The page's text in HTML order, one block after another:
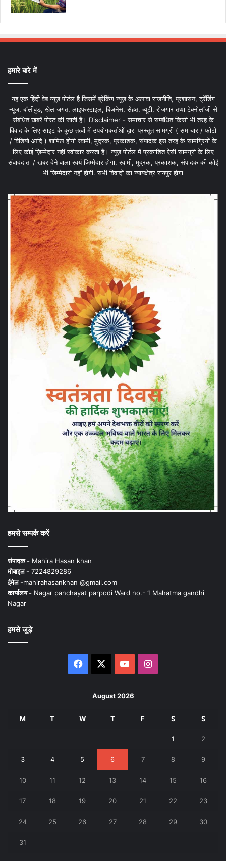
हमारे बारे में
यह एक हिंदी वेब न्यूज़ पोर्टल है जिसमें ब्रेकिंग न्यूज़ के अलावा राजनीति, प्रशासन, ट्रेंडिंग
न्यूज, बॉलीवुड, खेल जगत, लाइफस्टाइल, बिजनेस, सेहत, ब्यूटी, रोजगार तथा टेक्नोलॉजी से
संबंधित खबरें पोस्ट की जाती है। Disclaimer - समाचार से सम्बंधित किसी भी तरह के
विवाद के लिए साइट के कुछ तत्वों में उपयोगकर्ताओं द्वारा प्रस्तुत सामग्री ( समाचार / फोटो
/ विडियो आदि ) शामिल होगी स्वामी, मुद्रक, प्रकाशक, संपादक इस तरह के सामग्रियों के
लिए कोई ज़िम्मेदार नहीं स्वीकार करता है। न्यूज़ पोर्टल में प्रकाशित ऐसी सामग्री के लिए
संवाददाता / खबर देने वाला स्वयं जिम्मेदार होगा, स्वामी, मुद्रक, प्रकाशक, संपादक की कोई
भी जिम्मेदारी नहीं होगी. सभी विवादों का न्यायक्षेत्र रायपुर होगा
हमसे सम्पर्क करें
संपादक - Mahira Hasan khan
मोबाइल - 7224829286
ईमेल -mahirahasankhan @gmail.com
कार्यालय - Nagar panchayat parpodi Ward no.- 1 Mahatma gandhi
Nagar
हमसे जुड़े
Facebook YouTubeInstagram
August 2026
M T W T F S S
1 2
3 4 5 6 7 8 9
10 11 12 13 14 15 16
17 18 19 20 21 22 23
24 25 26 27 28 29 30
31